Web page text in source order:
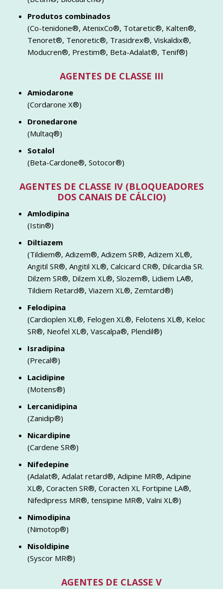
Produtos combinados
(Co-tenidone®, AtenixCo®, Totaretic®, Kalten®,
Tenoret®, Tenoretic®, Trasidrex®, Viskaldix®,
Moducren®, Prestim®, Beta-Adalat®, Tenif®)
AGENTES DE CLASSE III
Amiodarone
(Cordarone X®)
Dronedarone
(Multaq®)
Sotalol
(Beta-Cardone®, Sotocor®)
AGENTES DE CLASSE IV (BLOQUEADORES
DOS CANAIS DE CÁLCIO)
Amlodipina
(Istin®)
Diltiazem
(Tildiem®, Adizem®, Adizem SR®, Adizem XL®,
Angitil SR®, Angitil XL®, Calcicard CR®, Dilcardia SR.
Dilzem SR®, Dilzem XL®, Slozem®, Lidiem LA®,
Tildiem Retard®, Viazem XL®, Zemtard®)
Felodipina
(Cardioplen XL®, Felogen XL®, Felotens XL®, Keloc
SR®, Neofel XL®, Vascalpa®, Plendil®)
Isradipina
(Precal®)
Lacidipine
(Motens®)
Lercanidipina
(Zanidip®)
Nicardipine
(Cardene SR®)
Nifedepine
(Adalat®, Adalat retard®, Adipine MR®, Adipine
XL®, Coracten SR®, Coracten XL Fortipine LA®,
Nifedipress MR®, tensipine MR®, Valni XL®)
Nimodipina
(Nimotop®)
Nisoldipine
(Syscor MR®)
AGENTES DE CLASSE V